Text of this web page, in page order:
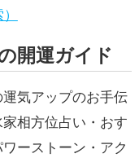
開運ガイド
気アップのお手伝
相方位占い・おす
ーストーン・アク